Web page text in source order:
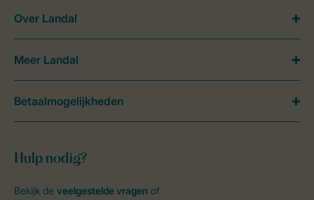
Hulp nodig?
Bekijk de veelgestelde vragen of
Over Landal
Meer Landal
Betaalmogelijkheden